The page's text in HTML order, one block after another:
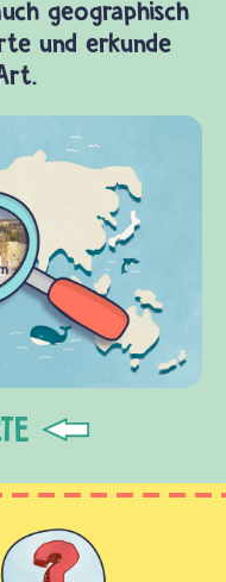
geographisch
und erkunde